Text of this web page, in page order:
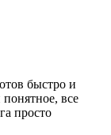
быстро и
все
просто